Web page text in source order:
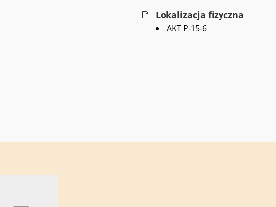
Lokalizacja fizyczna
AKT P-15-6